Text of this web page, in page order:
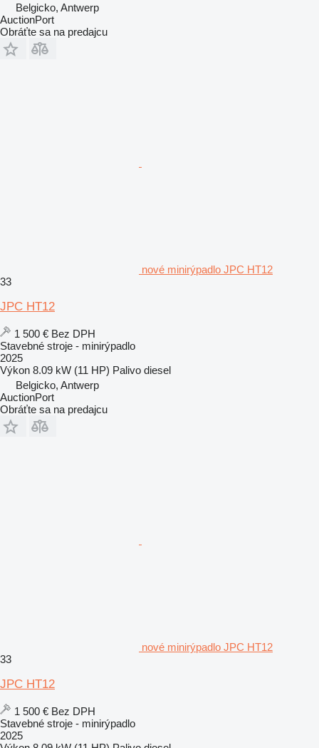
Belgicko, Antwerp
AuctionPort
Obráťte sa na predajcu
nové minirýpadlo JPC HT12
33
JPC HT12
1 500 € Bez DPH
Stavebné stroje - minirýpadlo
2025
Výkon 8.09 kW (11 HP) Palivo diesel
Belgicko, Antwerp
AuctionPort
Obráťte sa na predajcu
nové minirýpadlo JPC HT12
33
JPC HT12
1 500 € Bez DPH
Stavebné stroje - minirýpadlo
2025